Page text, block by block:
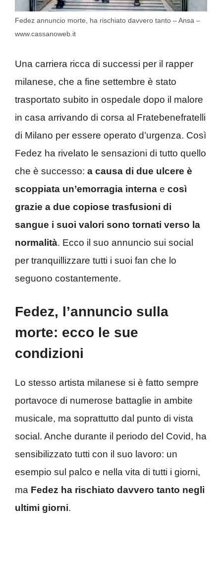
Fedez annuncio morte, ha rischiato davvero tanto – Ansa –
www.cassanoweb.it
Una carriera ricca di successi per il rapper
milanese, che a fine settembre è stato
trasportato subito in ospedale dopo il malore
in casa arrivando di corsa al Fratebenefratelli
di Milano per essere operato d’urgenza. Così
Fedez ha rivelato le sensazioni di tutto quello
che è successo: a causa di due ulcere è
scoppiata un’emorragia interna e così
grazie a due copiose trasfusioni di
sangue i suoi valori sono tornati verso la
normalità. Ecco il suo annuncio sui social
per tranquillizzare tutti i suoi fan che lo
seguono costantemente.
Fedez, l’annuncio sulla
morte: ecco le sue
condizioni
Lo stesso artista milanese si è fatto sempre
portavoce di numerose battaglie in ambite
musicale, ma soprattutto dal punto di vista
social. Anche durante il periodo del Covid, ha
sensibilizzato tutti con il suo lavoro: un
esempio sul palco e nella vita di tutti i giorni,
ma Fedez ha rischiato davvero tanto negli
ultimi giorni.